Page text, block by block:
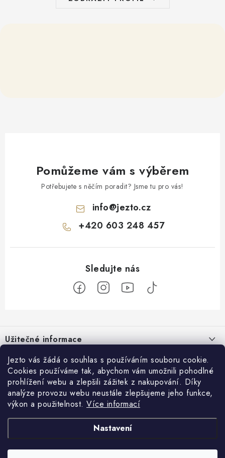
Jezto vás žádá o souhlas s používáním souboru cookie.
Cookies používáme tak, abychom vám umožnili pohodlné
prohlížení webu a zlepšili zážitek z nakupování. Díky
analýze provozu webu neustále zlepšujeme jeho funkce,
výkon a použitelnost. Více informací
Nastavení
Pomůžeme vám s výběrem
Potřebujete s něčím poradit? Jsme tu pro vás!
info@jezto.cz
+420 603 248 457
pUžitečné informace
O nás
Náš příběh
Firemní dárky
Kariéra
Blog
Zákaznický servis
Obchodní podmínky
Ochrana osobních údajů
Doprava & platba
Hodnocení obchodu
Přijímáme online platby
Facebook